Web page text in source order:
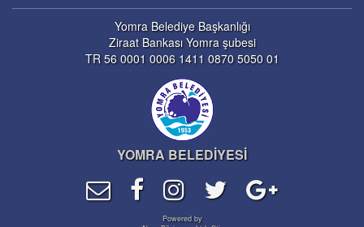
Yomra Belediye Başkanlığı
Ziraat Bankası Yomra şubesi
TR 56 0001 0006 1411 0870 5050 01
YOMRA BELEDİYESİ
Powered by